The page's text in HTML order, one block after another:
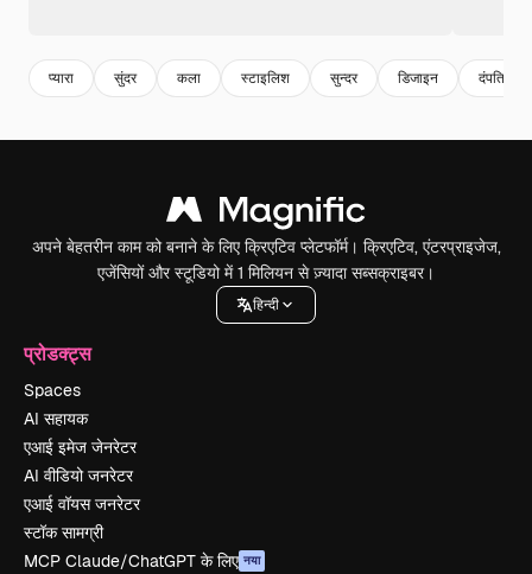
प्यारा सुंदर कला स्टाइलिश सुन्दर डिजाइन दंपति
अपने बेहतरीन काम को बनाने के लिए क्रिएटिव प्लेटफॉर्म। क्रिएटिव, एंटरप्राइजेज,
एजेंसियों और स्टूडियो में 1 मिलियन से ज़्यादा सब्सक्राइबर।
हिन्दी
प्रोडक्ट्स
Spaces
AI सहायक
एआई इमेज जेनरेटर
AI वीडियो जनरेटर
एआई वॉयस जनरेटर
स्टॉक सामग्री
MCP Claude/ChatGPT के लिए नया